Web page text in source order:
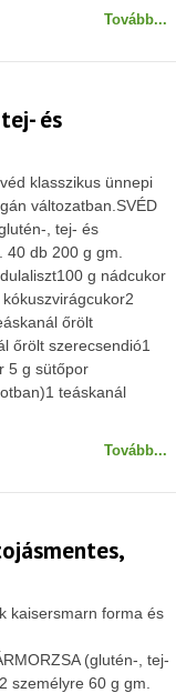
Tovább...
és
klasszikus ünnepi
változatban.SVÉD
, tej- és
db 200 g gm.
g nádcukor
őrölt
őrölt szerecsendió1
5 g sütőpor
teáskanál
Tovább...
kaisersmarn forma és
(glutén-, tej-
személyre 60 g gm.